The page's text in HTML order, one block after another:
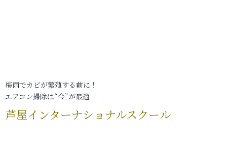
梅雨でカビが繁殖する前に！
エアコン掃除は“今”が最適
芦屋インターナショナルスクール